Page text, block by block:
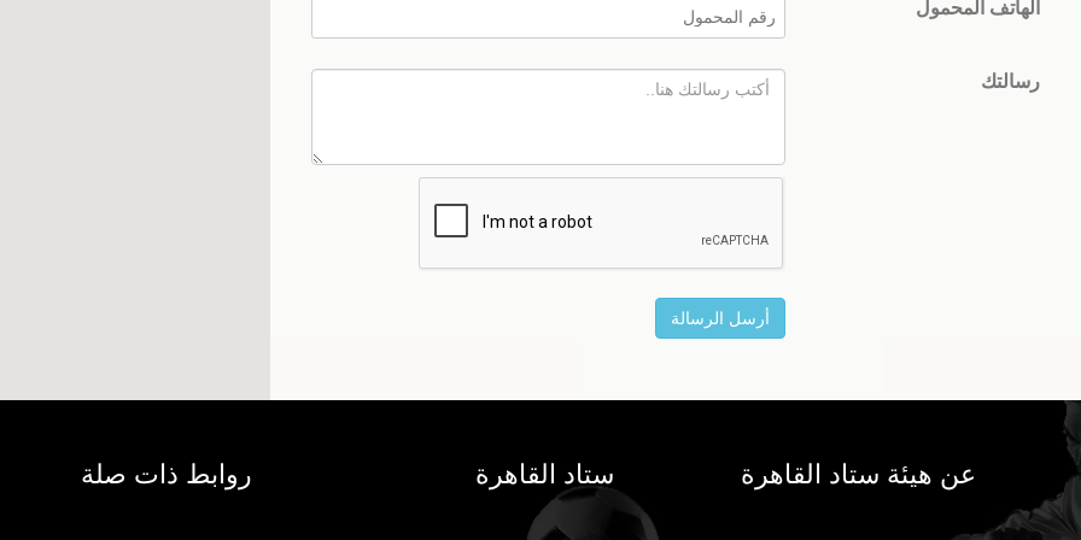
الهاتف المحمول
رسالتك
عن هيئة ستاد القاهرة ستاد القاهرة روابط ذات صلة